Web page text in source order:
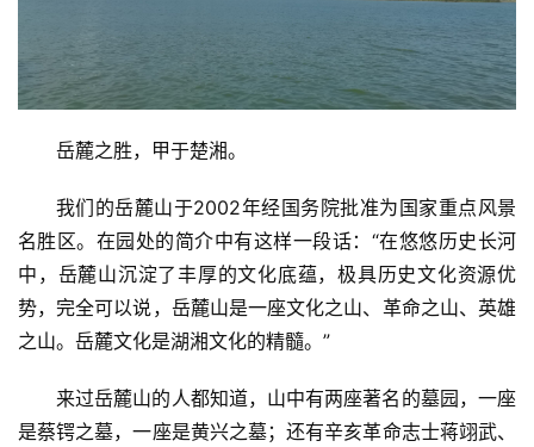
岳麓之胜，甲于楚湘。
我们的岳麓山于2002年经国务院批准为国家重点风景
名胜区。在园处的简介中有这样一段话：“在悠悠历史长河
中，岳麓山沉淀了丰厚的文化底蕴，极具历史文化资源优
势，完全可以说，岳麓山是一座文化之山、革命之山、英雄
之山。岳麓文化是湖湘文化的精髓。”
来过岳麓山的人都知道，山中有两座著名的墓园，一座
是蔡锷之墓，一座是黄兴之墓；还有辛亥革命志士蒋翊武、